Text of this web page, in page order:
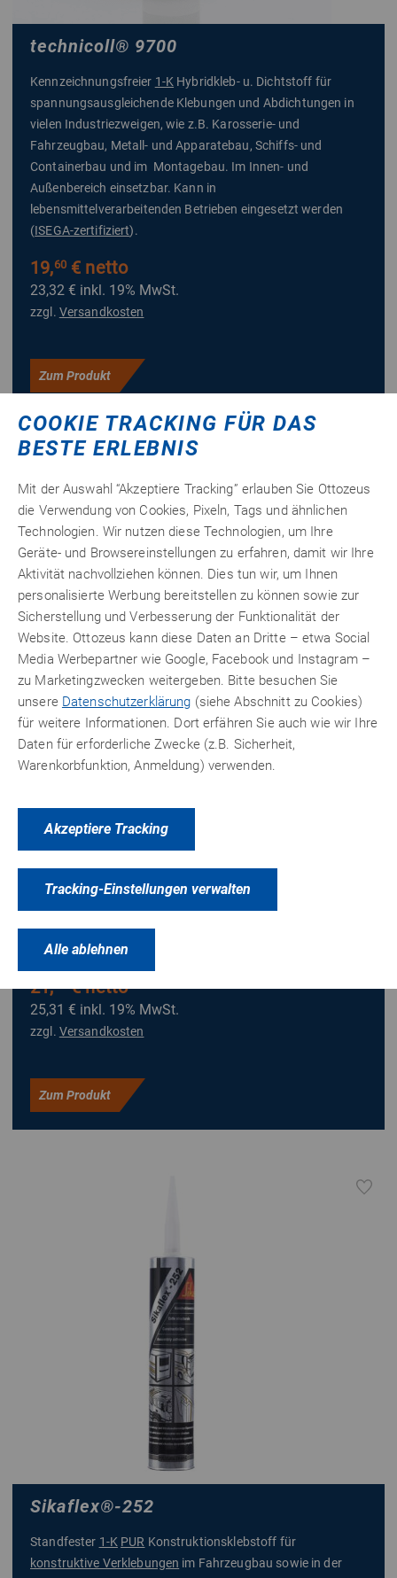
technicoll® 9700
Kennzeichnungsfreier 1-K Hybridkleb- u. Dichtstoff für
spannungsausgleichende Klebungen und Abdichtungen in
vielen Industriezweigen, wie z.B. Karosserie- und
Fahrzeugbau, Metall- und Apparatebau, Schiffs- und
Containerbau und im Montagebau. Im Innen- und
Außenbereich einsetzbar. Kann in
lebensmittelverarbeitenden Betrieben eingesetzt werden
(ISEGA-zertifiziert).
19,60€ netto
23,32 € inkl. 19% MwSt.
zzgl. Versandkosten
Zum Produkt
Neutral vernetzender, pastöser 1-K Silikon-Kleb- und
Nicht korrosiv. Verträglich mit PVB-Folien. Freigeprüfte
verwendet wird, während Novasil
Einsatz kommt.
21, € netto
25,31 € inkl. 19% MwSt.
zzgl. Versandkosten
Zum Produkt
Sikaflex®-252
Standfester 1-K PUR Konstruktionsklebstoff für
konstruktive Verklebungen im Fahrzeugbau sowie in der
COOKIE TRACKING FÜR DAS
BESTE ERLEBNIS
Mit der Auswahl “Akzeptiere Tracking” erlauben Sie Ottozeus
die Verwendung von Cookies, Pixeln, Tags und ähnlichen
Technologien. Wir nutzen diese Technologien, um Ihre
Geräte- und Browsereinstellungen zu erfahren, damit wir Ihre
Aktivität nachvollziehen können. Dies tun wir, um Ihnen
personalisierte Werbung bereitstellen zu können sowie zur
Sicherstellung und Verbesserung der Funktionalität der
Website. Ottozeus kann diese Daten an Dritte – etwa Social
Media Werbepartner wie Google, Facebook und Instagram –
zu Marketingzwecken weitergeben. Bitte besuchen Sie
unsere Datenschutzerklärung (siehe Abschnitt zu Cookies)
für weitere Informationen. Dort erfähren Sie auch wie wir Ihre
Daten für erforderliche Zwecke (z.B. Sicherheit,
Warenkorbfunktion, Anmeldung) verwenden.
Akzeptiere Tracking
Tracking-Einstellungen verwalten
Alle ablehnen